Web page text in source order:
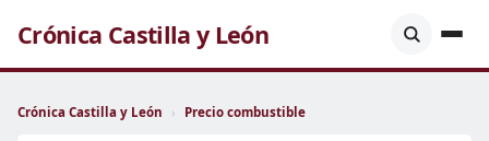
Crónica Castilla y León
Crónica Castilla y León › Precio combustible